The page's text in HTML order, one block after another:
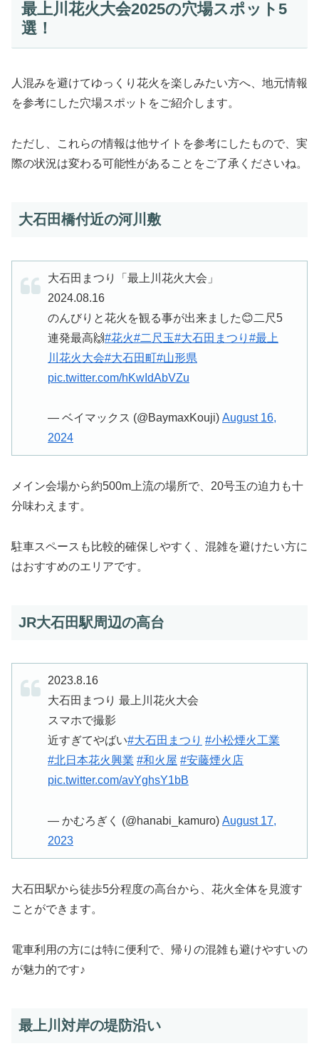
最上川花火大会2025の穴場スポット5
選！
人混みを避けてゆっくり花火を楽しみたい方へ、地元情報
を参考にした穴場スポットをご紹介します。
ただし、これらの情報は他サイトを参考にしたもので、実
際の状況は変わる可能性があることをご了承くださいね。
大石田橋付近の河川敷
大石田まつり「最上川花火大会」
2024.08.16
のんびりと花火を観る事が出来ました😊二尺5
連発最高🙌#花火#二尺玉#大石田まつり #最上
川花火大会#大石田町#山形県
pic.twitter.com/hKwIdAbVZu
— ベイマックス (@BaymaxKouji) August 16,
2024
メイン会場から約500m上流の場所で、20号玉の迫力も十
分味わえます。
駐車スペースも比較的確保しやすく、混雑を避けたい方に
はおすすめのエリアです。
JR大石田駅周辺の高台
2023.8.16
大石田まつり 最上川花火大会
スマホで撮影
近すぎてやばい#大石田まつり #小松煙火工業
#北日本花火興業 #和火屋 #安藤煙火店
pic.twitter.com/avYghsY1bB
— かむろぎく (@hanabi_kamuro) August 17,
2023
大石田駅から徒歩5分程度の高台から、花火全体を見渡す
ことができます。
電車利用の方には特に便利で、帰りの混雑も避けやすいの
が魅力的です♪
最上川対岸の堤防沿い